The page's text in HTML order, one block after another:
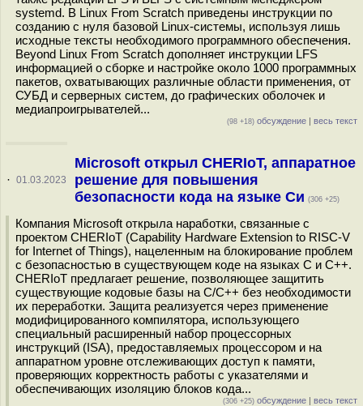
systemd. В Linux From Scratch приведены инструкции по
созданию с нуля базовой Linux-системы, используя лишь
исходные тексты необходимого программного обеспечения.
Beyond Linux From Scratch дополняет инструкции LFS
информацией о сборке и настройке около 1000 программных
пакетов, охватывающих различные области применения, от
СУБД и серверных систем, до графических оболочек и
медиапроигрывателей...
(98 +18) обсуждение | весь текст
· 01.03.2023
Microsoft открыл CHERIoT, аппаратное
решение для повышения
безопасности кода на языке Си (306 +25)
Компания Microsoft открыла наработки, связанные с
проектом CHERIoT (Capability Hardware Extension to RISC-V
for Internet of Things), нацеленным на блокирование проблем
с безопасностью в существующем коде на языках C и С++.
CHERIoT предлагает решение, позволяющее защитить
существующие кодовые базы на С/C++ без необходимости
их переработки. Защита реализуется через применение
модифицированного компилятора, использующего
специальный расширенный набор процессорных
инструкций (ISA), предоставляемых процессором и на
аппаратном уровне отслеживающих доступ к памяти,
проверяющих корректность работы с указателями и
обеспечивающих изоляцию блоков кода...
(306 +25) обсуждение | весь текст